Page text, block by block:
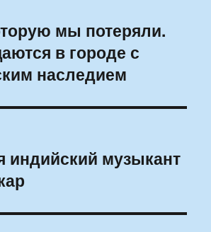
мы потеряли.
в городе с
наследием
индийский музыкант